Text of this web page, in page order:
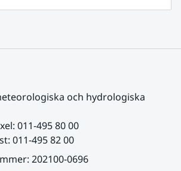
och hydrologiska
011-495 80 00
011-495 82 00
202100-0696